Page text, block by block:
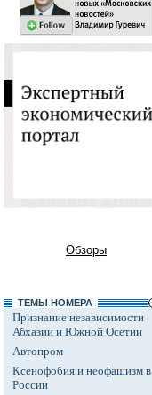
Обзоры
ТЕМЫ НОМЕРА
Признание независимости
Абхазии и Южной Осетии
Автопром
Ксенофобия и неофашизм в
России